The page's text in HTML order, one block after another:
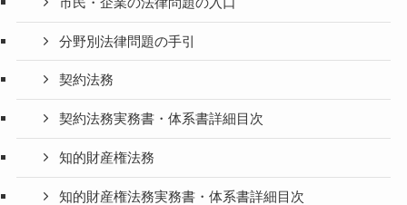
分野別法律問題の手引
契約法務
契約法務実務書・体系書詳細目次
知的財産権法務
知的財産権法務実務書・体系書詳細目次